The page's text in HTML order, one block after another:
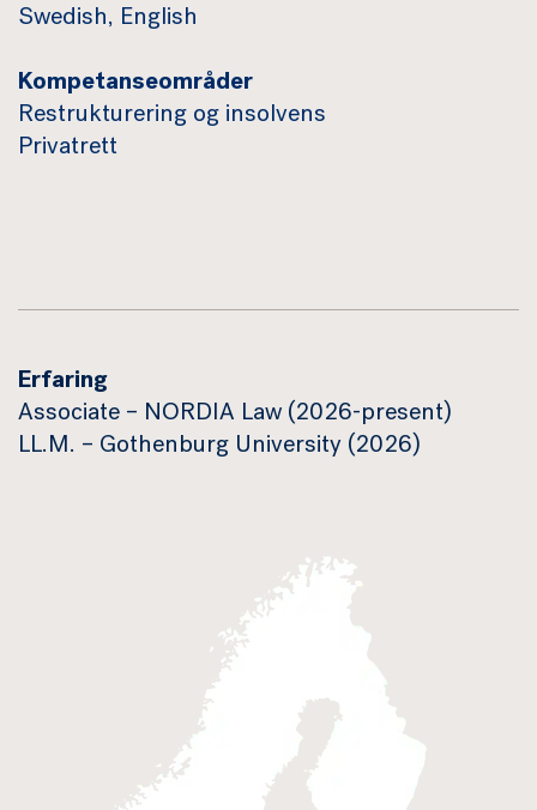
Swedish, English
Kompetanseområder
Restrukturering og insolvens
Privatrett
Erfaring
Associate – NORDIA Law (2026-present)
LL.M. – Gothenburg University (2026)